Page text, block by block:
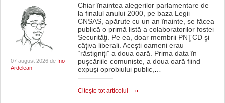
CLIPURI VIDEO
JOCURI ONLINE
DIVERSE
FARMACII DIN TIMIŞOARA
HARTA TIMIŞOAREI
07 august 2026 de Ino
Ardelean
Chiar înaintea alegerilor parlamentare de
la finalul anului 2000, pe baza Legii
CNSAS, apărute cu un an înainte, se făcea
publică o primă listă a colaboratorilor fostei
Securităţi. Pe ea, doar membrii PNŢCD şi
câţiva liberali. Aceşti oameni erau
“răstigniţi” a doua oară. Prima data în
puşcăriile comuniste, a doua oară fiind
expuşi oprobiului public,…
Citeşte tot articolul